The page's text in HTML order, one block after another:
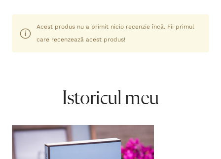
Acest produs nu a primit nicio recenzie încă. Fii primul
care recenzează acest produs!
Istoricul meu